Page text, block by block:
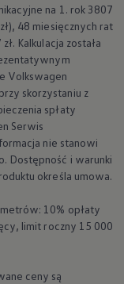
na 1. rok 3807
48 miesięcznych rat
Kalkulacja została
Volkswagen
skorzystaniu z
spłaty
Serwis
nie stanowi
Dostępność i warunki
określa umowa.
10% opłaty
limit roczny 15 000
ceny są